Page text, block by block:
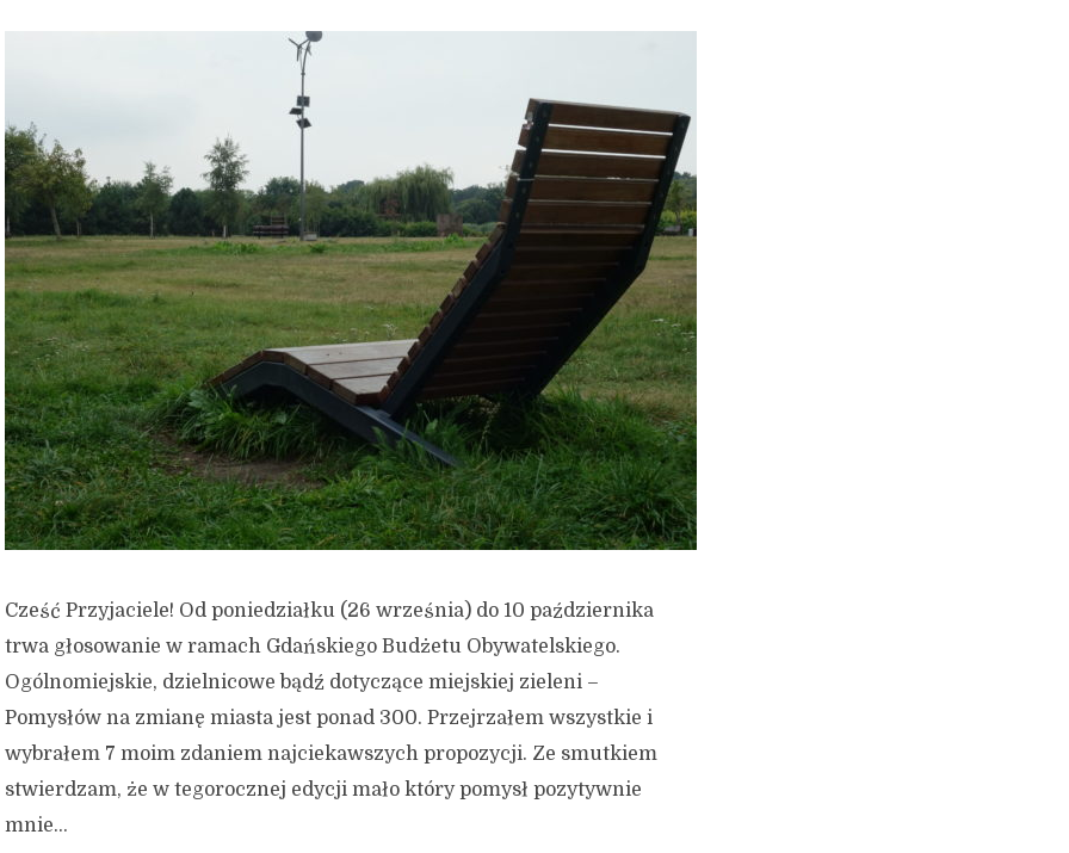
Cześć Przyjaciele! Od poniedziałku (26 września) do 10 października
trwa głosowanie w ramach Gdańskiego Budżetu Obywatelskiego.
Ogólnomiejskie, dzielnicowe bądź dotyczące miejskiej zieleni –
Pomysłów na zmianę miasta jest ponad 300. Przejrzałem wszystkie i
wybrałem 7 moim zdaniem najciekawszych propozycji. Ze smutkiem
stwierdzam, że w tegorocznej edycji mało który pomysł pozytywnie
mnie...